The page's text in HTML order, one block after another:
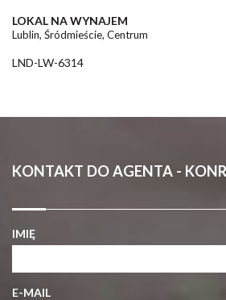
LOKAL NA WYNAJEM
Lublin, Śródmieście, Centrum
LND-LW-6314
KONTAKT DO AGENTA -
IMIĘ
E-MAIL